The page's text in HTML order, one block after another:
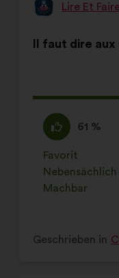
Vorschlag
Lire Et
des
Il faut dire
folgender
Ich
stimme
zu
:
61 %
Dieser
Vorschlag
wurde
eingeordnet
in:
Favorit
:mal
Nebensächlich
:mal
Machbar
:mal
Geschrieben in